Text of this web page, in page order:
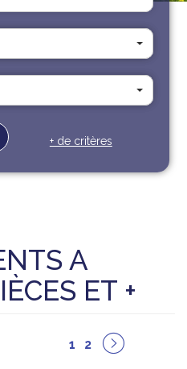
+ de critères
A
ET +
1 2